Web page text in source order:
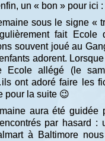
un « bon » pour ici
sous le signe «
fait Ecole
souvent joué au
adorent.
Ecole allégé (le
ont adoré faire les
pour la suite 😉
aura été guidée
par hasard :
à Baltimore